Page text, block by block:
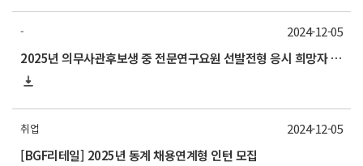
-
2025년 의무사관후보생 중 전문연구요원 선발전형 응시 희망자 제출[*12/10(화)까지 제출 요망]
2024-12-05
취업
[BGF리테일] 2025년 동계 채용연계형 인턴 모집
2024-12-05